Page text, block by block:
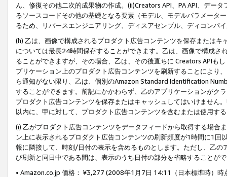
ん、修復その他二次的成果物の作成。(ii)Creators API、PA API、デー
るソースコードその他の基礎となる要素（モデル、モデルパラメータ
るため、リバースエンジニアリング、ディスアセンブル、ディコンパ
(h) 乙は、画像で構成されるプロダクト広告コンテンツを保存または
については最長24時間保存することができます。乙は、画像で構成
ることができますが、その場合、乙は、その後直ちに Creators APIも
プリケーション上のプロダクト広告コンテンツを刷新することにより
ら通知がない限り、乙は、個別のAmazon Standard Identification
することができます。前記にかかわらず、乙のアプリケーションがク
プロダクト広告コンテンツを保存またはキャッシュしてはいけません
以内に、甲に対して、プロダクト広告コンテンツを含むまたは使用す
(i) 乙がプロダクト広告コンテンツをデータフィードから取得する場合
ン上に表示されるプロダクト広告コンテンツの刷新頻度が1時間に1
報に隣接して、時刻/日付の表示を含めるものとします。ただし、乙
び刷新と同日中である間は、表示のうち日付の部分を省略することが
• Amazon.co.jp 価格： ¥3,277 (2008年1月7日 14:11（日本標準時）